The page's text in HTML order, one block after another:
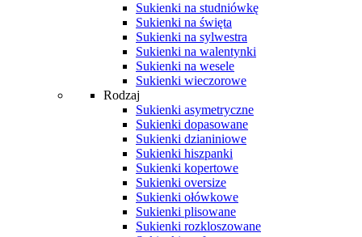
Sukienki na studniówkę
Sukienki na święta
Sukienki na sylwestra
Sukienki na walentynki
Sukienki na wesele
Sukienki wieczorowe
Rodzaj
Sukienki asymetryczne
Sukienki dopasowane
Sukienki dzianiniowe
Sukienki hiszpanki
Sukienki kopertowe
Sukienki oversize
Sukienki ołówkowe
Sukienki plisowane
Sukienki rozkloszowane